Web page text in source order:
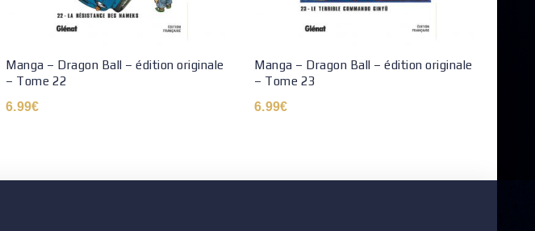
Manga – Dragon Ball – édition originale
– Tome 22
6.99€
Manga – Dragon Ball – édition originale
– Tome 23
6.99€